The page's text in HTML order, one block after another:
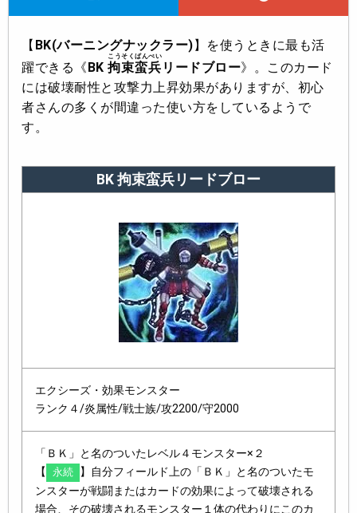
【 BK(バーニングナックラー) 】を使うときに最も活
躍できる《 BK 拘束蛮兵
こうそくばんぺい
リードブロー》。このカード
には破壊耐性と攻撃力上昇効果がありますが、初心
者さんの多くが間違った使い方をしているようで
す。
BK 拘束蛮兵リードブロー
エクシーズ・効果モンスター
ランク４/炎属性/戦士族/攻2200/守2000
「ＢＫ」と名のついたレベル４モンスター×２
【
永続
】自分フィールド上の「ＢＫ」と名のついたモ
ンスターが戦闘またはカードの効果によって破壊される
場合、その破壊されるモンスター１体の代わりにこのカ